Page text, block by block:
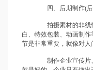
四、后期制作(后
拍摄素材的非线
白、特效包装、动画制
节是非常重要，就像对人
制作企业宣传片